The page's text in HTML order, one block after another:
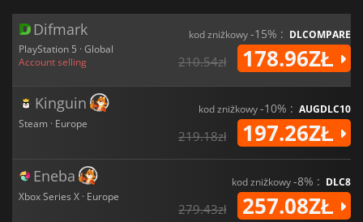
Difmark
PlayStation 5 · Global
Account selling
kod zniżkowy-15% : DLCOMPARE
210.54zł 178.96ZŁ
Kinguin
Steam · Europe
kod zniżkowy-10% : AUGDLC10
219.18zł 197.26ZŁ
Eneba
Xbox Series X · Europe
kod zniżkowy-8% : DLC8
279.43zł 257.08ZŁ